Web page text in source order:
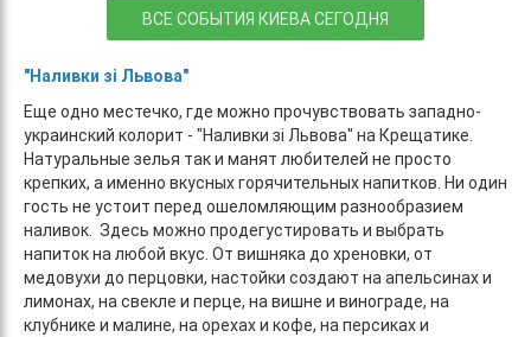
ВСЕ СОБЫТИЯ КИЕВА СЕГОДНЯ
"Наливки зі Львова"
Еще одно местечко, где можно прочувствовать западно-
украинский колорит - "Наливки зі Львова" на Крещатике.
Натуральные зелья так и манят любителей не просто
крепких, а именно вкусных горячительных напитков. Ни один
гость не устоит перед ошеломляющим разнообразием
наливок. Здесь можно продегустировать и выбрать
напиток на любой вкус. От вишняка до хреновки, от
медовухи до перцовки, настойки создают на апельсинах и
лимонах, на свекле и перце, на вишне и винограде, на
клубнике и малине, на орехах и кофе, на персиках и